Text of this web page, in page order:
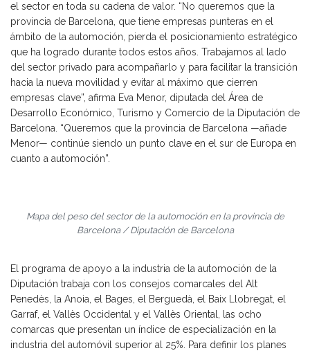
el sector en toda su cadena de valor. “No queremos que la
provincia de Barcelona, que tiene empresas punteras en el
ámbito de la automoción, pierda el posicionamiento estratégico
que ha logrado durante todos estos años. Trabajamos al lado
del sector privado para acompañarlo y para facilitar la transición
hacia la nueva movilidad y evitar al máximo que cierren
empresas clave”, afirma Eva Menor, diputada del Área de
Desarrollo Económico, Turismo y Comercio de la Diputación de
Barcelona. “Queremos que la provincia de Barcelona —añade
Menor— continúe siendo un punto clave en el sur de Europa en
cuanto a automoción”.
Mapa del peso del sector de la automoción en la provincia de
Barcelona / Diputación de Barcelona
El programa de apoyo a la industria de la automoción de la
Diputación trabaja con los consejos comarcales del Alt
Penedès, la Anoia, el Bages, el Berguedà, el Baix Llobregat, el
Garraf, el Vallès Occidental y el Vallès Oriental, las ocho
comarcas que presentan un índice de especialización en la
industria del automóvil superior al 25%. Para definir los planes